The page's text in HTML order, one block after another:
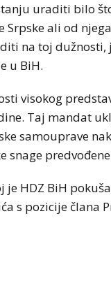
uraditi bilo
Srpske ali od
na toj
u BiH.
visokog
Taj mandat
samouprave
predvođene
je HDZ BiH
s pozicije člana